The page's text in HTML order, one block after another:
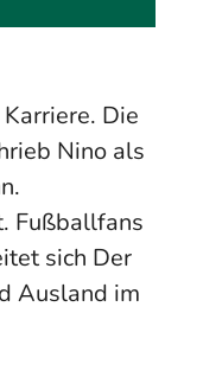
Die
Nino als
Fußballfans
sich Der
Ausland im